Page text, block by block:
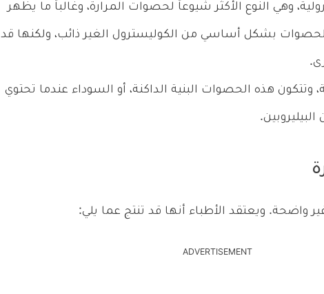
وهي النوع الأكثر شيوعاً لحصوات المرارة، وغالباً ما يظهر
بشكل أساسي من الكوليسترول الغير ذائب، ولكنها قد
هذه الحصوات البنية الداكنة، أو السوداء عندما تحتوي
واضحة. ويعتقد الأطباء أنها قد تنتج عما يلي:
ADVERTISEMENT